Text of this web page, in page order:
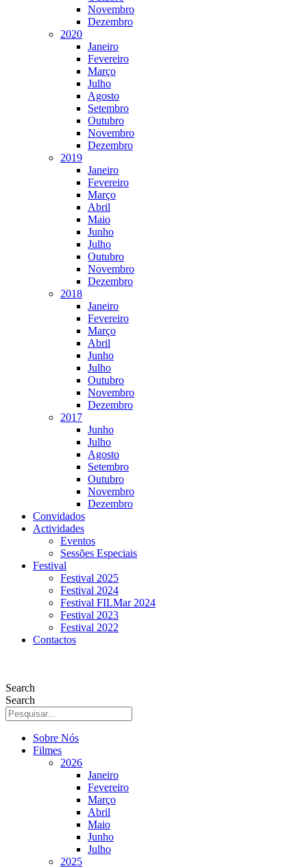
Novembro
Dezembro
2020
Janeiro
Fevereiro
Março
Julho
Agosto
Setembro
Outubro
Novembro
Dezembro
2019
Janeiro
Fevereiro
Março
Abril
Maio
Junho
Julho
Outubro
Novembro
Dezembro
2018
Janeiro
Fevereiro
Março
Abril
Junho
Julho
Outubro
Novembro
Dezembro
2017
Junho
Julho
Agosto
Setembro
Outubro
Novembro
Dezembro
Convidados
Actividades
Eventos
Sessões Especiais
Festival
Festival 2025
Festival 2024
Festival FILMar 2024
Festival 2023
Festival 2022
Contactos
Search
Search
Sobre Nós
Filmes
2026
Janeiro
Fevereiro
Março
Abril
Maio
Junho
Julho
2025